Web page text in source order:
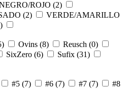
ROJO (2)
(2)
VERDE/AMARILLO
Ovins (8)
Reusch (0)
SixZero (6)
Sufix (31)
#5 (7) #6 (7) #7 (7)
#8